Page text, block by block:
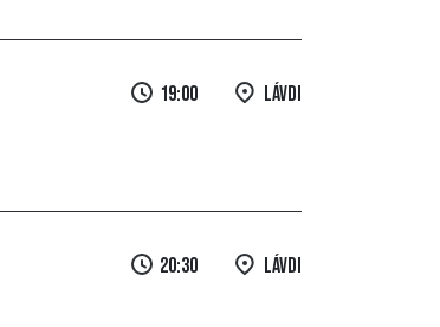
19:00 Lávdi
20:30 Lávdi